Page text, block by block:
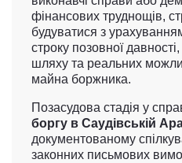
фінансових труднощів,
будуватися з
строку позовної
шляху та реальних
майна боржника.
Позасудова стадія у
боргу в Саудівській
документованому
законних письмових